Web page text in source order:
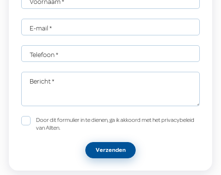
Voornaam*
E-mail*
Telefoon*
Bericht*
Door dit formulier in te dienen, ga ik akkoord met het privacybeleid
van Allten.
Verzenden